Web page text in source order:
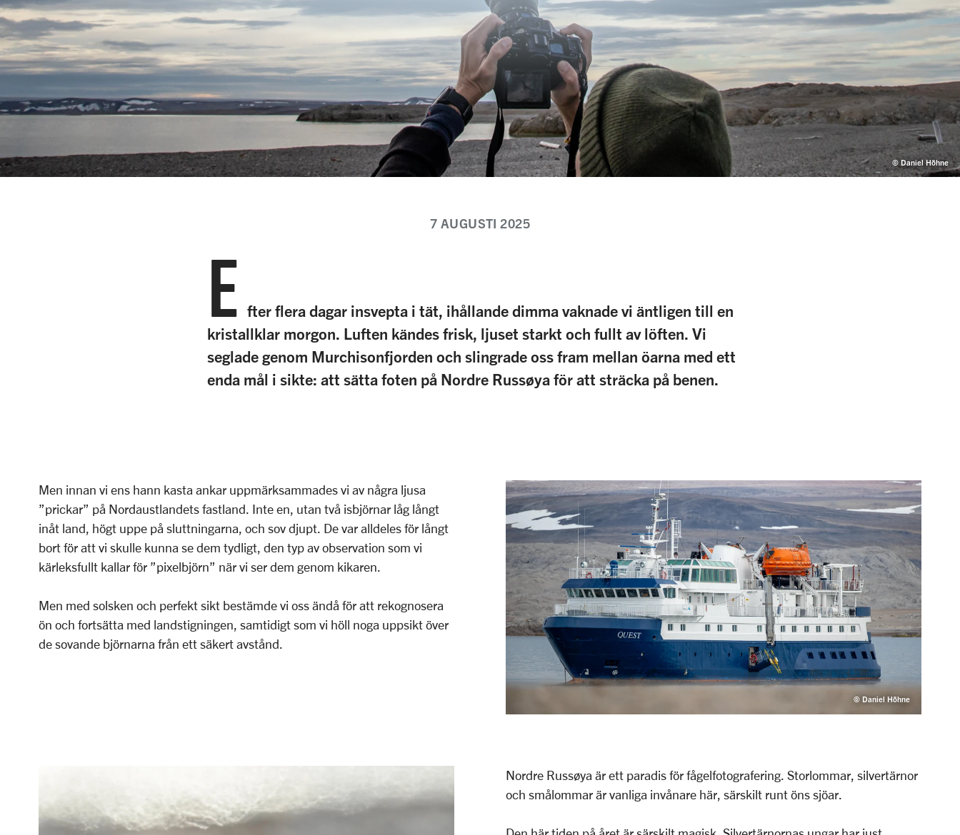
© Daniel Höhne
7 AUGUSTI 2025
E fter flera dagar insvepta i tät, ihållande dimma vaknade vi äntligen till en
kristallklar morgon. Luften kändes frisk, ljuset starkt och fullt av löften. Vi
seglade genom Murchisonfjorden och slingrade oss fram mellan öarna med ett
enda mål i sikte: att sätta foten på Nordre Russøya för att sträcka på benen.
Men innan vi ens hann kasta ankar uppmärksammades vi av några ljusa
”prickar” på Nordaustlandets fastland. Inte en, utan två isbjörnar låg långt
inåt land, högt uppe på sluttningarna, och sov djupt. De var alldeles för långt
bort för att vi skulle kunna se dem tydligt, den typ av observation som vi
kärleksfullt kallar för ”pixelbjörn” när vi ser dem genom kikaren.
Men med solsken och perfekt sikt bestämde vi oss ändå för att rekognosera
ön och fortsätta med landstigningen, samtidigt som vi höll noga uppsikt över
de sovande björnarna från ett säkert avstånd.
© Daniel Höhne
Nordre Russøya är ett paradis för fågelfotografering. Storlommar, silvertärnor
och smålommar är vanliga invånare här, särskilt runt öns sjöar.